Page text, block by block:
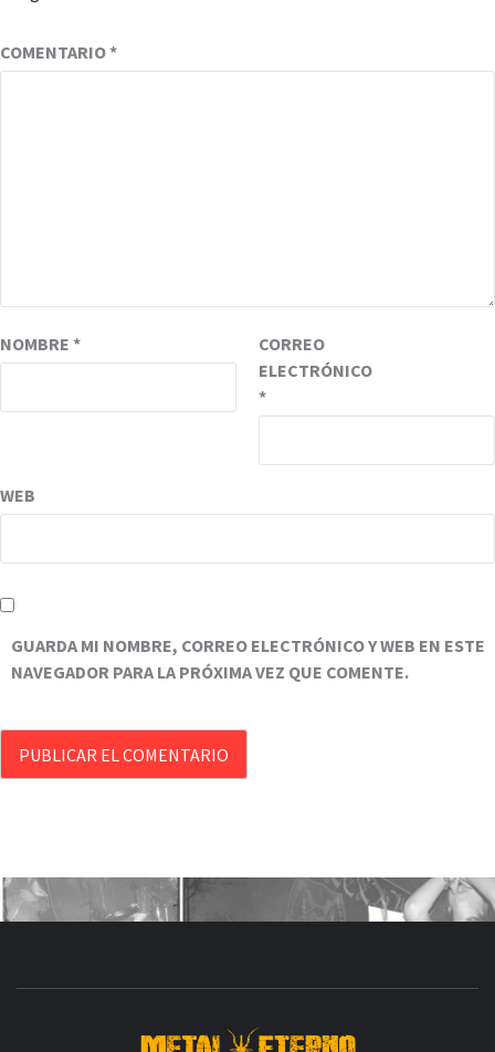
COMENTARIO*
NOMBRE *
CORREO
ELECTRÓNICO
*
WEB
GUARDA MI NOMBRE, CORREO ELECTRÓNICO Y WEB EN ESTE
NAVEGADOR PARA LA PRÓXIMA VEZ QUE COMENTE.